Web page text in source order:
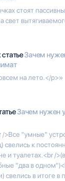
стоят
свет
Зачем
на лето.</p>»
Зачем нужен
>Все "умные"
свелись к
и туалетах.<br /
"два в
свелись в итоге